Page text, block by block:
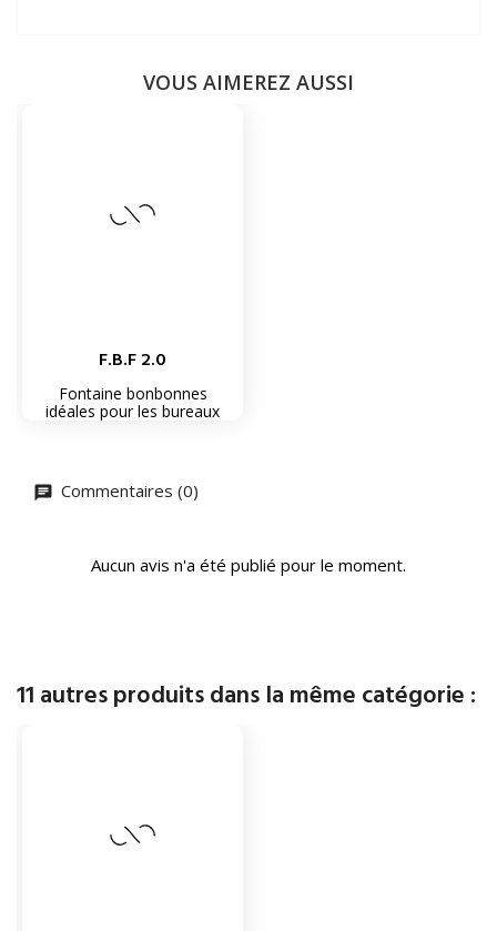
VOUS AIMEREZ AUSSI
F.B.F 2.0
Fontaine bonbonnes
idéales pour les bureaux
Commentaires (0)
Aucun avis n'a été publié pour le moment.
11 autres produits dans la même catégorie :